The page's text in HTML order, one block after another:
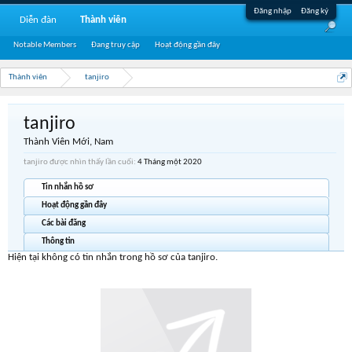
Đăng nhập Đăng ký
Thành viên tanjiro
tanjiro
Thành Viên Mới, Nam
tanjiro được nhìn thấy lần cuối: 4 Tháng một 2020
Tin nhắn hồ sơ
Hoạt động gần đây
Các bài đăng
Thông tin
Hiện tại không có tin nhắn trong hồ sơ của tanjiro.
Diễn đàn Thành viên
Notable Members Đang truy cập Hoạt động gần đây